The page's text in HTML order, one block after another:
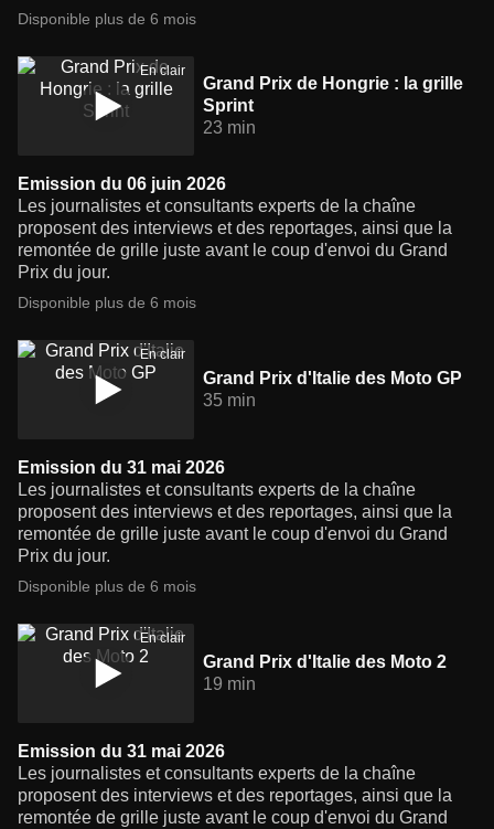
Disponible plus de 6 mois
En clair
Grand Prix de Hongrie : la grille
Sprint
23 min
Emission du 06 juin 2026
Les journalistes et consultants experts de la chaîne
proposent des interviews et des reportages, ainsi que la
remontée de grille juste avant le coup d'envoi du Grand
Prix du jour.
Disponible plus de 6 mois
En clair
Grand Prix d'Italie des Moto GP
35 min
Emission du 31 mai 2026
Les journalistes et consultants experts de la chaîne
proposent des interviews et des reportages, ainsi que la
remontée de grille juste avant le coup d'envoi du Grand
Prix du jour.
Disponible plus de 6 mois
En clair
Grand Prix d'Italie des Moto 2
19 min
Emission du 31 mai 2026
Les journalistes et consultants experts de la chaîne
proposent des interviews et des reportages, ainsi que la
remontée de grille juste avant le coup d'envoi du Grand